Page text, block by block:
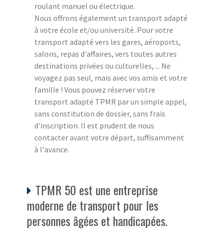
roulant manuel ou électrique.
Nous offrons également un transport adapté
à votre école et/ou université. Pour votre
transport adapté vers les gares, aéroports,
salons, repas d'affaires, vers toutes autres
destinations privées ou culturelles, ... Ne
voyagez pas seul, mais avec vos amis et votre
famille ! Vous pouvez réserver votre
transport adapté TPMR par un simple appel,
sans constitution de dossier, sans frais
d'inscription. Il est prudent de nous
contacter avant votre départ, suffisamment
à l'avance.
TPMR 50 est une entreprise
moderne de transport pour les
personnes âgées et handicapées.